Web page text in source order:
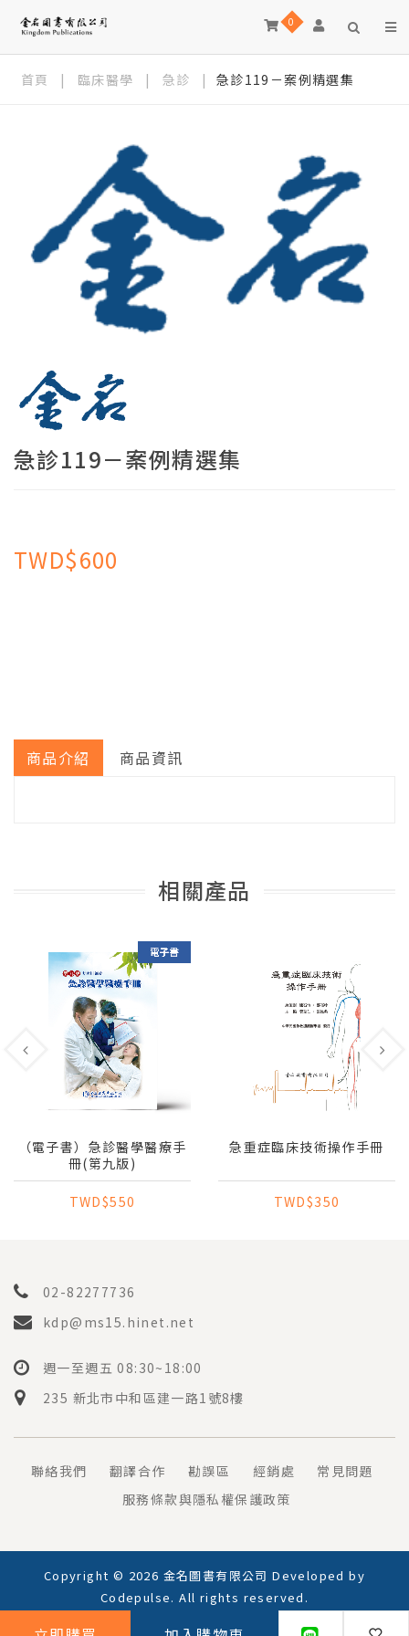
0
首頁 | 臨床醫學 | 急診 | 急診119－案例精選集
急診119－案例精選集
TWD$600
商品介紹 商品資訊
相關產品
（電子書）急診醫學醫療手
冊(第九版)
TWD$550
急重症臨床技術操作手冊
TWD$350
02-82277736
kdp@ms15.hinet.net
週一至週五 08:30~18:00
235 新北市中和區建一路1號8樓
聯絡我們 翻譯合作 勘誤區 經銷處
常見問題
服務條款與隱私權保護政策
Copyright © 2026 金名圖書有限公司 Developed by
Codepulse. All rights reserved.